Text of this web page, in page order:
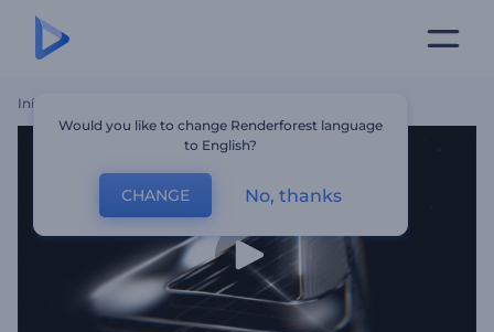
Início
Would you like to change Renderforest language
to English?
CHANGE No, thanks